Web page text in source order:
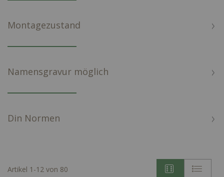
Montagezustand
Namensgravur möglich
Din Normen
Artikel 1 -12 von 80